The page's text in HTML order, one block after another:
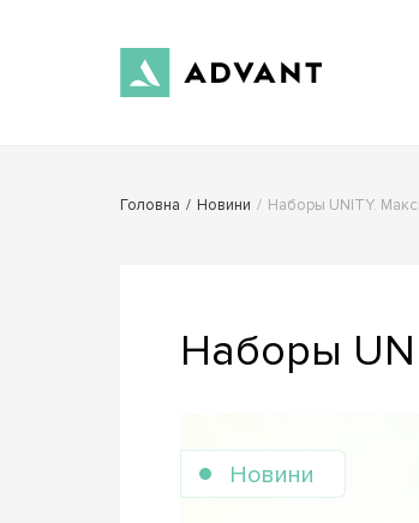
Головна / Новини / Наборы UNITY.
Наборы
Новини